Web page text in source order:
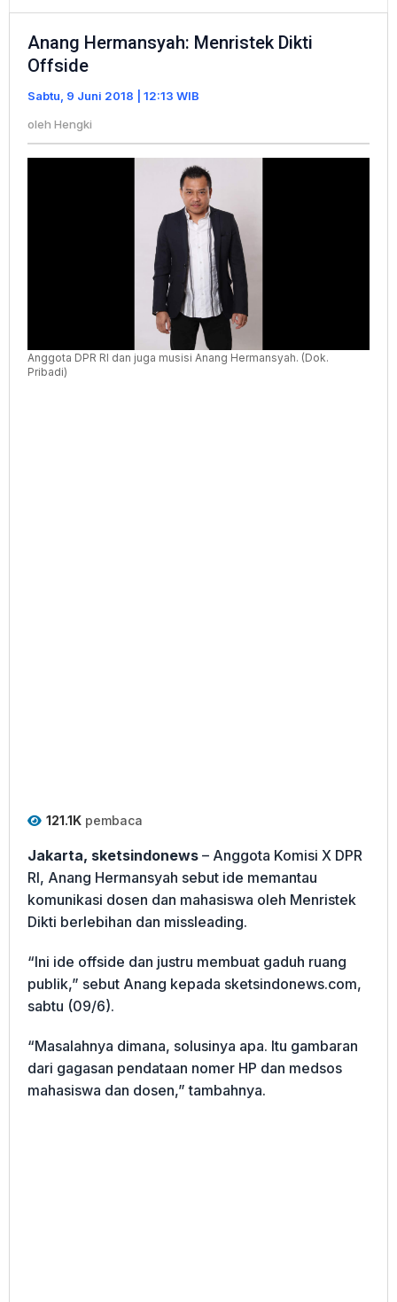
Hermansyah:
Menristek
Anang Hermansyah: Menristek Dikti
Offside
Sabtu, 9 Juni 2018 | 12:13 WIB
oleh Hengki
Anggota DPR RI dan juga musisi Anang Hermansyah. (Dok.
Pribadi)
121.1K pembaca
Jakarta, sketsindonews – Anggota Komisi X DPR
RI, Anang Hermansyah sebut ide memantau
komunikasi dosen dan mahasiswa oleh Menristek
Dikti berlebihan dan missleading.
“Ini ide offside dan justru membuat gaduh ruang
publik,” sebut Anang kepada sketsindonews.com,
sabtu (09/6).
“Masalahnya dimana, solusinya apa. Itu gambaran
dari gagasan pendataan nomer HP dan medsos
mahasiswa dan dosen,” tambahnya.